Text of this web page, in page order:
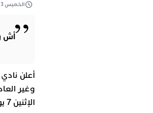
الخميس 3 يوليو 2025 - 11:08
أش
أعلن
الإثنين 7 يوليوز 2025 على الساعة الرابعة زوالاً بفندق إيدو أنفا بمدينة الدار البيضاء.